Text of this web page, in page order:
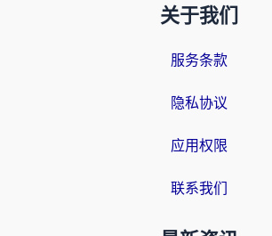
关于我们
服务条款
隐私协议
应用权限
联系我们